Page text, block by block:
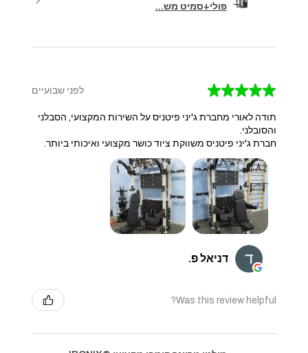
פולי+סמיט מש...
★
★
★
★
★ לפני שבועיים
תודה לאורי מחברת ג'יני פיטניס על השירות המקצועי, הסבלני
והסובלני.
חברת ג'יני פיטניס משווקת ציוד כושר מקצועי ואיכותי ביותר.
דניאל פ.
Was this review helpful?